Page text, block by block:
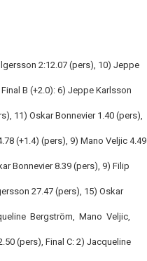
2:12.07 (pers), 10) Jeppe
B (+2.0): 6) Jeppe Karlsson
11) Oskar Bonnevier 1.40 (pers),
(+1.4) (pers), 9) Mano Veljic 4.49
Bonnevier 8.39 (pers), 9) Filip
27.47 (pers), 15) Oskar
Bergström, Mano Veljic,
(pers), Final C: 2) Jacqueline